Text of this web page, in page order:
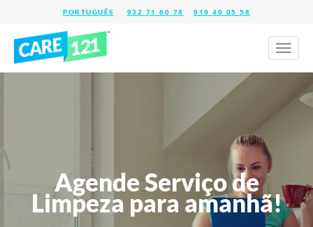
932 71 60 78 919 49 05 58
Toggle
Agende Serviço de
Limpeza para amanhã!